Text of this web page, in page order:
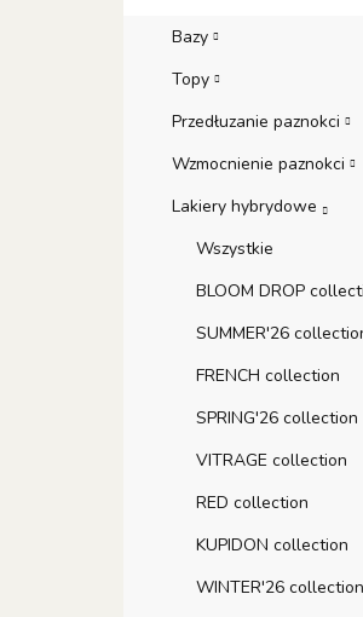
Bazy
Topy
Przedłuzanie paznokci
Wzmocnienie paznokci
Lakiery hybrydowe
Wszystkie
BLOOM DROP
SUMMER'26
FRENCH collection
SPRING'26 collection
VITRAGE collection
RED collection
KUPIDON collection
WINTER'26 collection